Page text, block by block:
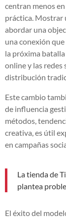
centran menos
práctica. Mostrar
abordar una
una conexión
la próxima
online y las redes
distribución
Este cambio
de influencia
métodos,
creativa, es útil
en campañas
La tienda de
plantea
El éxito del